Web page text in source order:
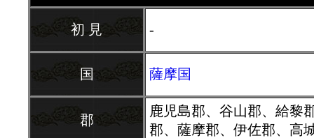
初 見 -
国 薩摩国
郡
鹿児島郡、谷山郡、給黎
郡、薩摩郡、伊佐郡、高